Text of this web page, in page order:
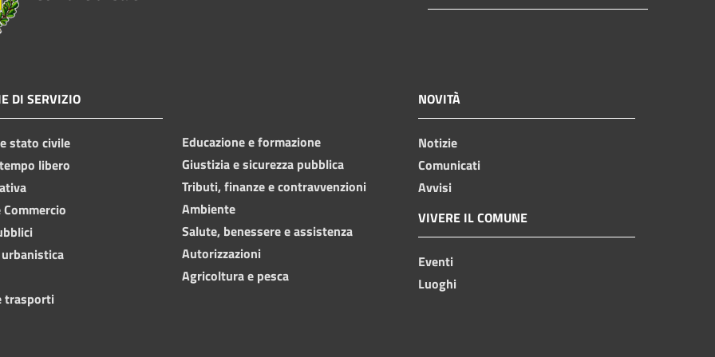
DI SERVIZIO
stato civile
libero
trasporti
Educazione e formazione
Giustizia e sicurezza pubblica
Tributi, finanze e contravvenzioni
Ambiente
Salute, benessere e assistenza
Autorizzazioni
Agricoltura e pesca
NOVITÀ
Notizie
Comunicati
Avvisi
VIVERE IL COMUNE
Eventi
Luoghi